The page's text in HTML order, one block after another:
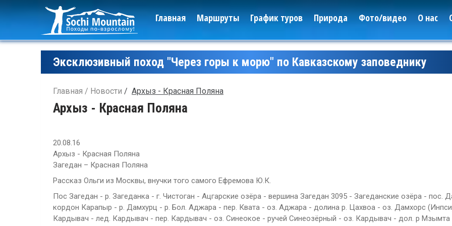
Главная Маршруты График туров Природа Фото/видео О нас
Эксклюзивный поход "Через горы к морю" по Кавказскому заповеднику
Главная Новости Архыз - Красная Поляна
Архыз - Красная Поляна
20.08.16
Архыз - Красная Поляна
Загедан – Красная Поляна
Рассказ Ольги из Москвы, внучки того самого Ефремова Ю.К.
Пос Загедан - р. Загеданка - г. Чистоган - Ацгарские озёра - вершина Загедан 3095 - Загеданские озёра - пос.
кордон Карапыр - р. Дамхурц - р. Бол. Аджара - пер. Квата - оз. Аджара - долина р. Цахвоа - оз. Дамхорс
Кардывач - лед. Кардывач - пер. Кардывач - оз. Синеокое - ручей Синеозёрный - оз. Кардывач - дол. р Мзымта
Леса